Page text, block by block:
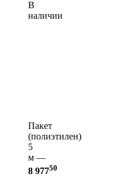
В
наличии
Пакет
(полиэтилен)
5
м —
8 97750